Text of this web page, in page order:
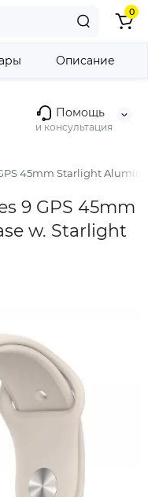
Помощь
и консультация
0
45mm Starlight
9 GPS 45mm
w. Starlight
Описание